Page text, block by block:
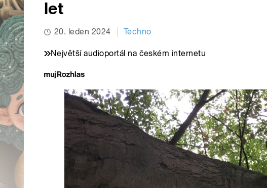
let
20. leden 2024 Techno
Největší audioportál na českém internetu